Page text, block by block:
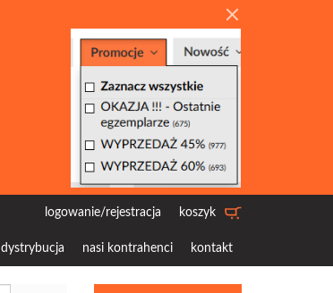
koszyk
logowanie/rejestracja
dystrybucja nasi kontrahenci kontakt